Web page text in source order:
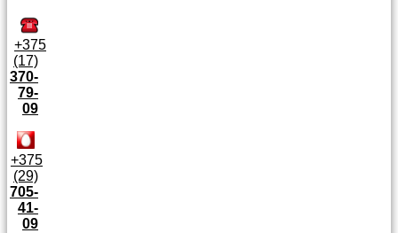
+375
(17)
370-
79-
09
+375
(29)
705-
41-
09